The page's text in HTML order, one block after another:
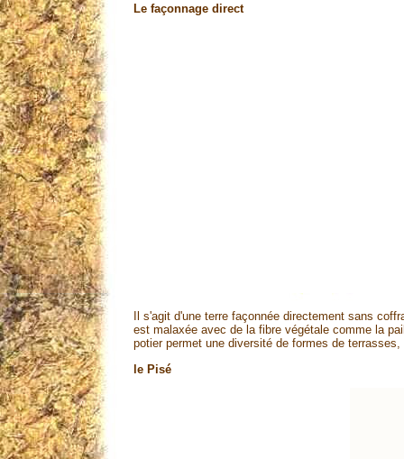
Le façonnage direct
Il s'agit d'une terre façonnée directement sans
est malaxée avec de la fibre végétale comme la
potier permet une diversité de formes de
le Pisé